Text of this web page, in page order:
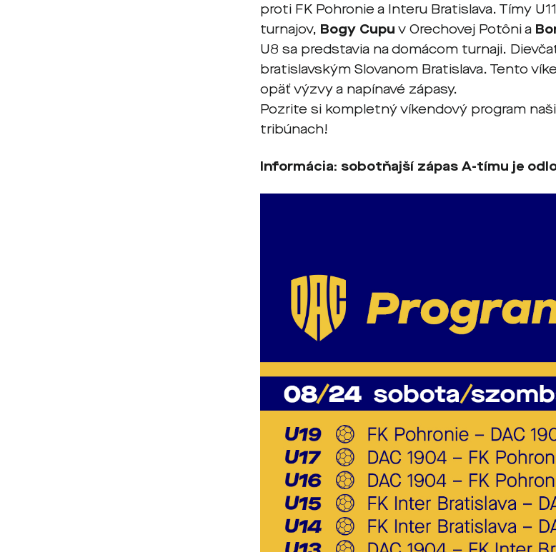
proti FK Pohronie a Interu Bratislava. Tímy
turnajov, Bogy Cupu v Orechovej Potôni a
U8 sa predstavia na domácom turnaji.
bratislavským Slovanom Bratislava. Tento
opäť výzvy a napínavé zápasy.
Pozrite si kompletný víkendový program
tribúnach!
Informácia: sobotňajší zápas A-tímu je